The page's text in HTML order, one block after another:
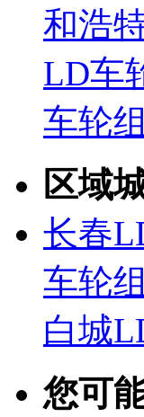
和浩
LD车
车轮组
区域
长春
车轮组
白城
您可